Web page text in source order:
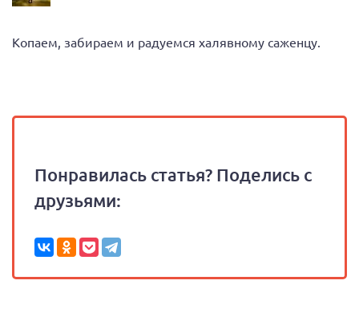
Копаем, забираем и радуемся халявному саженцу.
Понравилась статья? Поделись с
друзьями: